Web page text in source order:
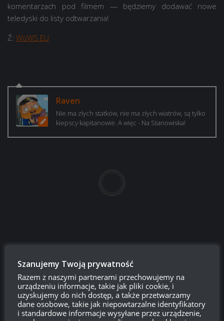
komentarzach pod filmem — będziemy dodawać nowe
teledyski do listy odtwarzania!
Ź: WoWS EU
Raven
Nie ma złych statków, nie ma złych wiatrów, są tylko
kiepscy kapitanowie. A więc - Na Stanowiska!
{} [+]
Szanujemy Twoją prywatność
Razem z naszymi partnerami przechowujemy na
urządzeniu informacje, takie jak pliki cookie, i
uzyskujemy do nich dostęp, a także przetwarzamy
dane osobowe, takie jak niepowtarzalne identyfikatory
i standardowe informacje wysyłane przez urządzenie,